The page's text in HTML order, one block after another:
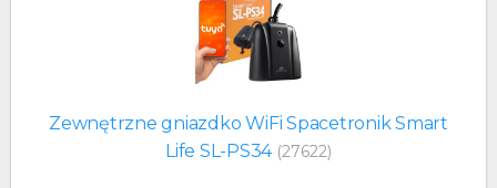
Zewnętrzne gniazdko WiFi Spacetronik Smart
Life SL-PS34 (27622)